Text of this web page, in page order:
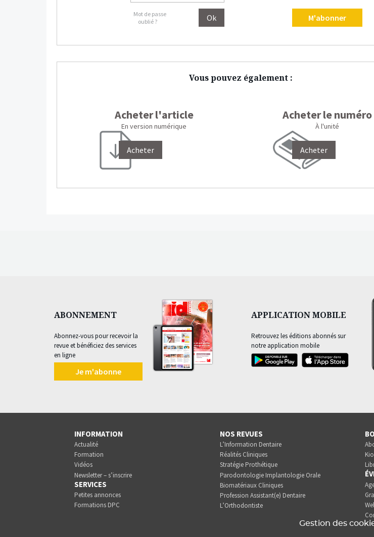
Mot de passe
oublié ?
M'abonner
Vous pouvez également :
Acheter l'article
En version numérique
Acheter
Acheter le numéro
À l'unité
Acheter
ABONNEMENT
Abonnez-vous pour recevoir la
revue et bénéficiez des services
en ligne
Je m'abonne
APPLICATION MOBILE
Retrouvez les éditions abonnés sur
notre application mobile
INFORMATION
Actualité
Formation
Vidéos
Newsletter – s’inscrire
SERVICES
Petites annonces
Formations DPC
NOS REVUES
L’Information Dentaire
Réalités Cliniques
Stratégie Prothétique
Parodontologie Implantologie Orale
Biomatériaux Cliniques
Profession Assistant(e) Dentaire
L’Orthodontiste
Gestion des